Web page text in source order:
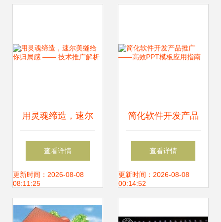
用灵魂缔造，速尔
美缝给你归属感
—— 技术推广解析
查看详情
更新时间：2026-08-08
08:11:25
简化软件开发产品
推广——高效PPT
模板应用指南
查看详情
更新时间：2026-08-08
00:14:52